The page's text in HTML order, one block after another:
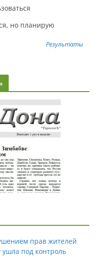
но планирую
Результаты
прав жителей
ушла под контроль